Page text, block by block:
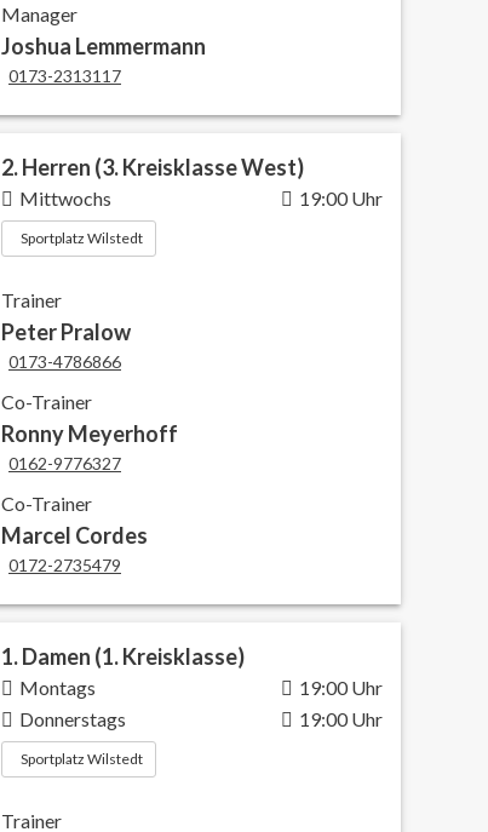
Manager
Joshua Lemmermann
0173-2313117
2. Herren (3. Kreisklasse West)
Mittwochs 19:00 Uhr
Sportplatz Wilstedt
Trainer
Peter Pralow
0173-4786866
Co-Trainer
Ronny Meyerhoff
0162-9776327
Co-Trainer
Marcel Cordes
0172-2735479
1. Damen (1. Kreisklasse)
Montags
19:00 Uhr
Donnerstags
19:00 Uhr
Sportplatz Wilstedt
Trainer